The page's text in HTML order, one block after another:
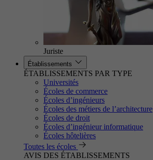
Juriste
Établissements
ÉTABLISSEMENTS PAR TYPE
Universités
Écoles de commerce
Écoles d’ingénieurs
Écoles des métiers de l’architecture
Écoles de droit
Écoles d’ingénieur informatique
Écoles hôtelières
Toutes les écoles
AVIS DES ÉTABLISSEMENTS